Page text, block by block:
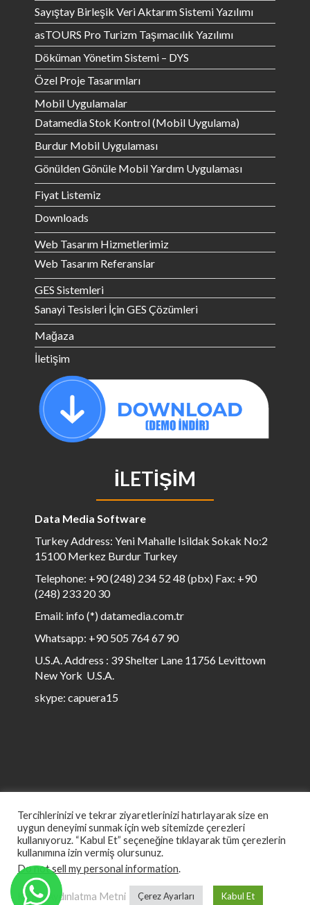
Sayıştay Birleşik Veri Aktarım Sistemi Yazılımı
asTOURS Pro Turizm Taşımacılık Yazılımı
Döküman Yönetim Sistemi – DYS
Özel Proje Tasarımları
Mobil Uygulamalar
Datamedia Stok Kontrol (Mobil Uygulama)
Burdur Mobil Uygulaması
Gönülden Gönüle Mobil Yardım Uygulaması
Fiyat Listemiz
Downloads
Web Tasarım Hizmetlerimiz
Web Tasarım Referanslar
GES Sistemleri
Sanayi Tesisleri İçin GES Çözümleri
Mağaza
İletişim
İLETIŞIM
Data Media Software
Turkey Address: Yeni Mahalle Isildak Sokak No:2
15100 Merkez Burdur Turkey
Telephone: +90 (248) 234 52 48 (pbx) Fax: +90
(248) 233 20 30
Email: info (*) datamedia.com.tr
Whatsapp: +90 505 764 67 90
U.S.A. Address : 39 Shelter Lane 11756 Levittown
New York U.S.A.
skype: capuera15
© All rights reserved to Data Media 1999 to ∞
Tercihlerinizi ve tekrar ziyaretlerinizi hatırlayarak size en
uygun deneyimi sunmak için web sitemizde çerezleri
kullanıyoruz. “Kabul Et” seçeneğine tıklayarak tüm çerezlerin
kullanımına izin vermiş olursunuz.
Do not sell my personal information.
KVKK Aydınlatma Metni Çerez Ayarları Kabul Et